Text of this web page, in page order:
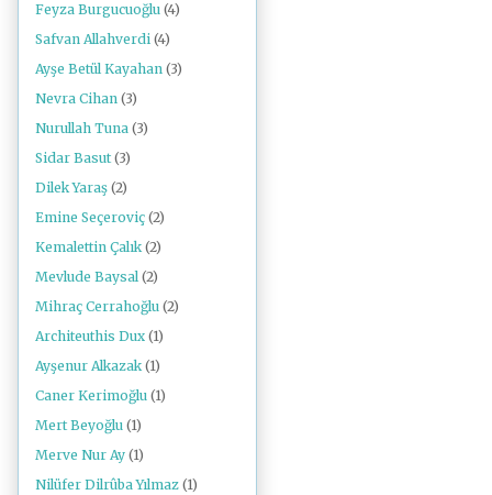
Feyza Burgucuoğlu (4)
Safvan Allahverdi (4)
Ayşe Betül Kayahan (3)
Nevra Cihan (3)
Nurullah Tuna (3)
Sidar Basut (3)
Dilek Yaraş (2)
Emine Seçeroviç (2)
Kemalettin Çalık (2)
Mevlude Baysal (2)
Mihraç Cerrahoğlu (2)
Architeuthis Dux (1)
Ayşenur Alkazak (1)
Caner Kerimoğlu (1)
Mert Beyoğlu (1)
Merve Nur Ay (1)
Nilüfer Dilrûba Yılmaz (1)